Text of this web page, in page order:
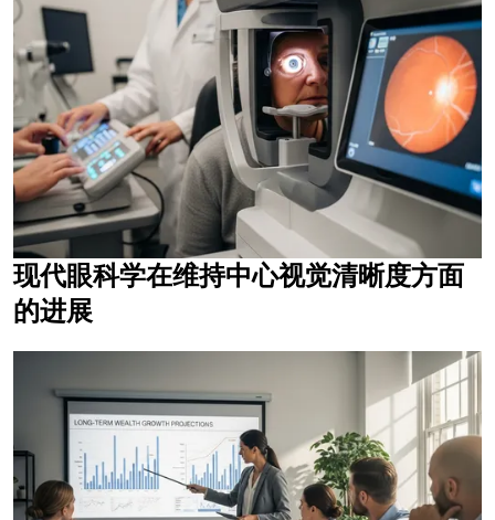
现代眼科学在维持中心视觉清晰度方面
的进展